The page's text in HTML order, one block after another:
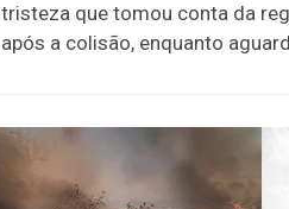
tristeza que tomou conta da
após a colisão, enquanto